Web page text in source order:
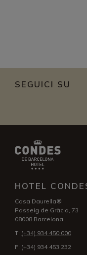
SEGUICI SU
HOTEL
Casa Daurella®
Passeig de Gràcia, 73
08008 Barcelona
T: (+34) 934 450 000
F: (+34) 934 453 232